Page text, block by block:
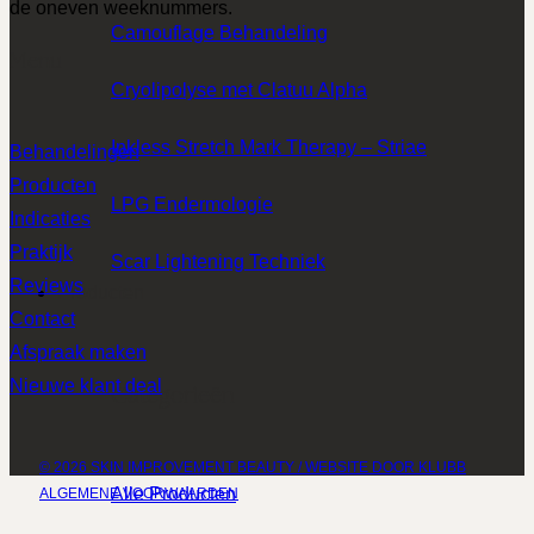
Camouflage Behandeling
Cryolipolyse met Clatuu Alpha
Inkless Stretch Mark Therapy – Striae
LPG Endermologie
Scar Lightening Techniek
Producten
Categorieën
Alle Producten
de oneven weeknummers.
Behandelingen
Producten
Indicaties
Praktijk
Reviews
Contact
Afspraak maken
Nieuwe klant deal
ALGEMENE VOORWAARDEN
© 2026 SKIN IMPROVEMENT BEAUTY / WEBSITE DOOR KLUBB